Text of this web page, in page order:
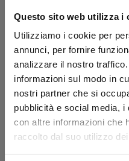
Questo sito web utilizza i
Utilizziamo i cookie per
annunci, per fornire
analizzare il nostro
informazioni sul modo in
nostri partner che si
pubblicità e social media, i
con altre informazioni che
raccolto dal suo utilizzo